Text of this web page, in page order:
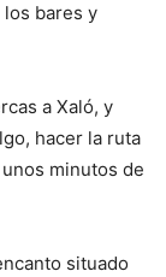
bares y
a Xaló, y
hacer la ruta
minutos de
situado